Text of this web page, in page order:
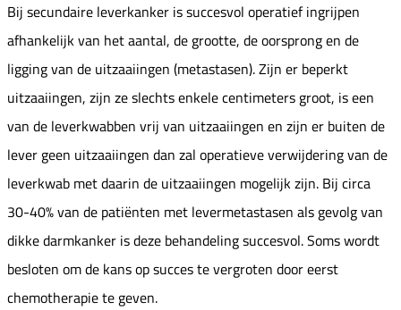
Bij secundaire leverkanker is succesvol operatief ingrijpen
afhankelijk van het aantal, de grootte, de oorsprong en de
ligging van de uitzaaiingen (metastasen). Zijn er beperkt
uitzaaiingen, zijn ze slechts enkele centimeters groot, is een
van de leverkwabben vrij van uitzaaiingen en zijn er buiten de
lever geen uitzaaiingen dan zal operatieve verwijdering van de
leverkwab met daarin de uitzaaiingen mogelijk zijn. Bij circa
30-40% van de patiënten met levermetastasen als gevolg van
dikke darmkanker is deze behandeling succesvol. Soms wordt
besloten om de kans op succes te vergroten door eerst
chemotherapie te geven.